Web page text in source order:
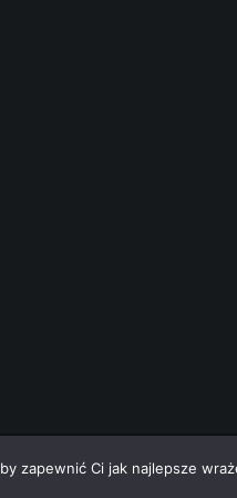
zapewnić Ci jak najlepsze